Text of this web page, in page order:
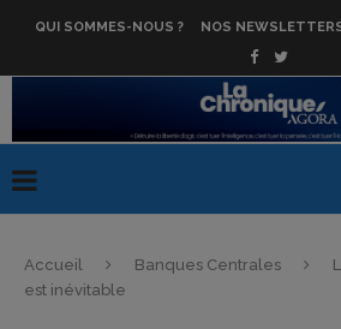
QUI SOMMES-NOUS ? NOS
Accueil Banques Centrales
est inévitable